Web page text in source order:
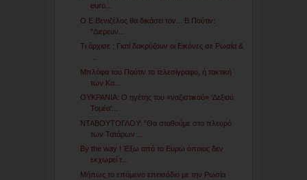
euro...
Ο E.Bενιζέλος θα δικάσει τον... Β.Πούτιν:
"Διερευν...
Tι άρχισε ; Γιατί δακρύζουν οι Εικόνες σε Ρωσία &
Μπλόφα του Πούτιν το τελεσίγραφο, ή τακτική
των Κα...
ΟΥΚΡΑΝΙΑ: Ο ηγέτης του «ναζιστικού» ‘Δεξιού
Τομέα’...
ΝΤΑΒΟΥΤΟΓΛΟΥ: “Θα σταθούμε στο πλευρό
των Τατάρων ...
By the way ! Έξω από το Ευρώ όποιος δεν
εκχωρεί τ...
Μήπως το επόμενο επεισόδιο με την Ρωσία